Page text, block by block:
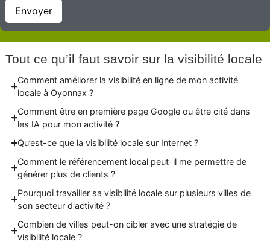
Envoyer
Tout ce qu’il faut savoir sur la visibilité locale
Comment améliorer la visibilité en ligne de mon activité
locale à Oyonnax ?
Comment être en première page Google ou être cité dans
les IA pour mon activité ?
Qu’est-ce que la visibilité locale sur Internet ?
Comment le référencement local peut-il me permettre de
générer plus de clients ?
Pourquoi travailler sa visibilité locale sur plusieurs villes de
son secteur d'activité ?
Combien de villes peut-on cibler avec une stratégie de
visibilité locale ?